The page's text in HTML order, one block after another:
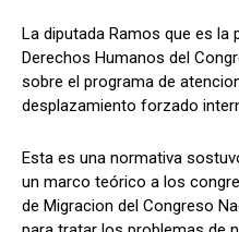
La diputada Ramos que es la
Derechos Humanos del
sobre el programa de
desplazamiento forzado
Esta es una normativa
un marco teórico a los
de Migracion del Congreso